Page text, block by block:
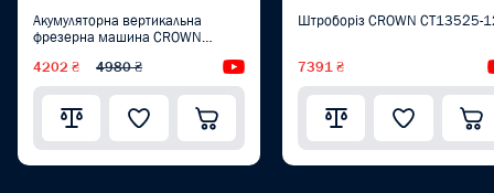
Акумуляторна вертикальна
фрезерна машина CROWN
4202 ₴ 4980 ₴ Відеоогляд
Штроборіз CROWN CT13525-
7391 ₴